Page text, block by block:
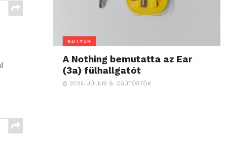
KÜTYÜK
A Nothing bemutatta az Ear
(3a) fülhallgatót
2026. JÚLIUS 9. CSÜTÖRTÖK